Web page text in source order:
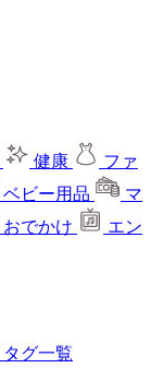
健康
ファ
ベビー用品
マ
おでかけ
エン
タグ一覧